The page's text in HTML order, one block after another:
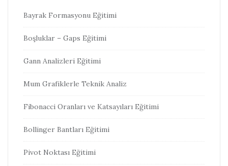
Bayrak Formasyonu Eğitimi
Boşluklar – Gaps Eğitimi
Gann Analizleri Eğitimi
Mum Grafiklerle Teknik Analiz
Fibonacci Oranları ve Katsayıları Eğitimi
Bollinger Bantları Eğitimi
Pivot Noktası Eğitimi